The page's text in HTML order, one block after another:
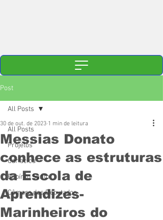
Post
All Posts
Projetos
Cariacica
Espírito Santo
Câmara dos Deputados
All Posts
Messias Donato
conhece as estruturas
da Escola de
Aprendizes-
Marinheiros do
30 de out. de 2023 1 min de leitura